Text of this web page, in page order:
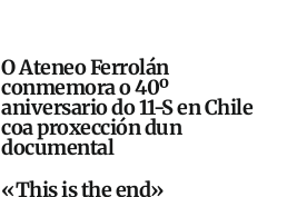
O Ateneo Ferrolán
conmemora o 40º
aniversario do 11-S en Chile
coa proxección dun
documental
«This is the end»